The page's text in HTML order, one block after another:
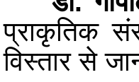
प्राकृतिक
विस्तार से